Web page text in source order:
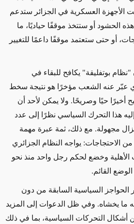
الأجهزة العسكرية في الجزائر ستدعم
الحشود أو ستتخذ موقفًا حياديًا، ما
أو حتى ستعتمد موقفًا داعمًا للتغيير
بوتفليقة" يكافح للبقاء في
عبّر عنه الشعب مؤخرًا هو نتيجة سخط
أخيرًا حيًا وصريحًا. ولا يمكن لأحد أن
هذا التحرك السياسي نظرًا إلى عدد
تزال مجهولة. مع ذلك، ثمة عبرة مهمة
الاحتجاجات: يواجه النظام الجزائري
الأهلية وخضع لحكم رجل واحد منذ نحو
القائم.
الحواجز السياسية السابقة من دون
ما يخشاه. وفي ظل الدعوات إلى المزيد
أشكال التحركات السياسية، بما في ذلك